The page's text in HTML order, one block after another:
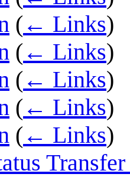
( ← Links)
( ← Links)
( ← Links)
( ← Links)
( ← Links)